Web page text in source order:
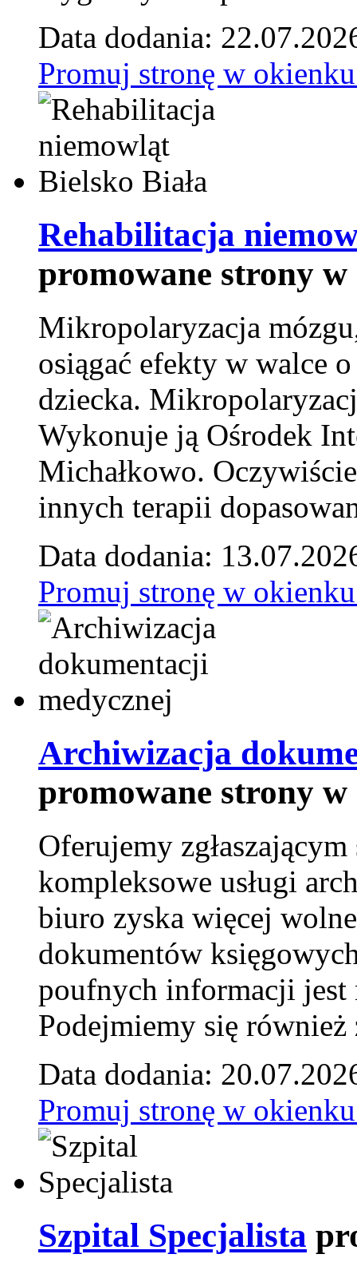
Data dodania:
Promuj stronę w
Rehabilitacja
promowane strony
Mikropolaryzacja
osiągać efekty w walce
dziecka.
Wykonuje ją Ośrodek
Michałkowo.
innych terapii
Data dodania:
Promuj stronę w
Archiwizacja
promowane strony
Oferujemy
kompleksowe usługi
biuro zyska więcej
dokumentów
poufnych informacji jest
Podejmiemy się
Data dodania:
Promuj stronę w
Szpital Specjalista